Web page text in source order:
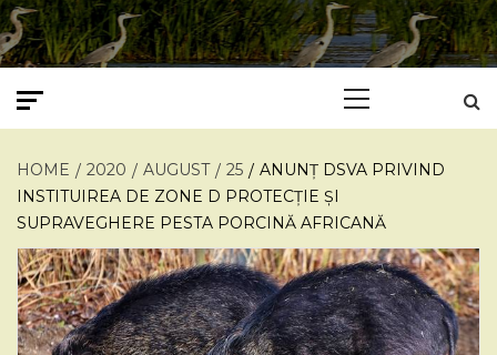
HOME 2020 AUGUST 25
ANUNȚ DSVA PRIVIND
INSTITUIREA DE ZONE D PROTECȚIE ȘI
SUPRAVEGHERE PESTA PORCINĂ AFRICANĂ